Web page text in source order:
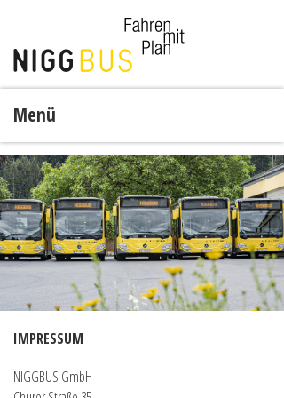
Menü
IMPRESSUM
NIGGBUS GmbH